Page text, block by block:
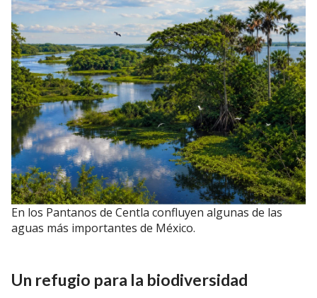
En los Pantanos de Centla confluyen algunas de las
aguas más importantes de México.
Un refugio para la biodiversidad